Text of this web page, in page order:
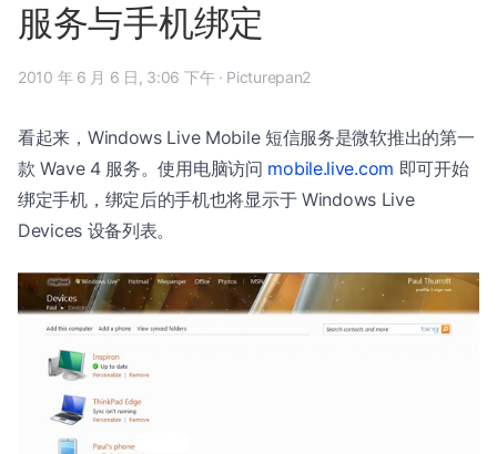
服务与手机绑定
2010 年 6 月 6 日, 3:06 下午 · Picturepan2
看起来，Windows Live Mobile 短信服务是微软推出的第一
款 Wave 4 服务。使用电脑访问 mobile.live.com 即可开始
绑定手机，绑定后的手机也将显示于 Windows Live
Devices 设备列表。